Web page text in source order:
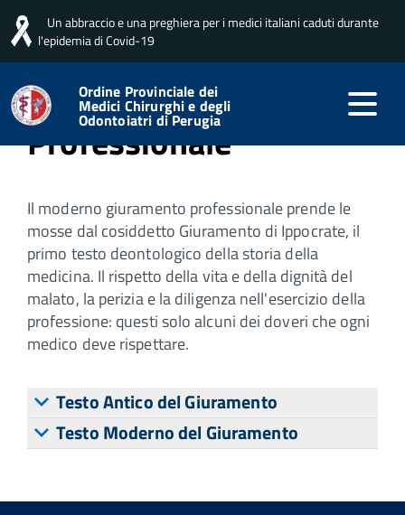
Un abbraccio e una preghiera per i medici italiani caduti durante
l'epidemia di Covid-19
Ordine Provinciale dei
Medici Chirurghi e degli
Odontoiatri di Perugia
Home Ordine Giuramento Professionale
Giuramento
Professionale
Il moderno giuramento professionale prende le
mosse dal cosiddetto Giuramento di Ippocrate, il
primo testo deontologico della storia della
medicina. Il rispetto della vita e della dignità del
malato, la perizia e la diligenza nell'esercizio della
professione: questi solo alcuni dei doveri che ogni
medico deve rispettare.
Testo Antico del Giuramento
Testo Moderno del Giuramento